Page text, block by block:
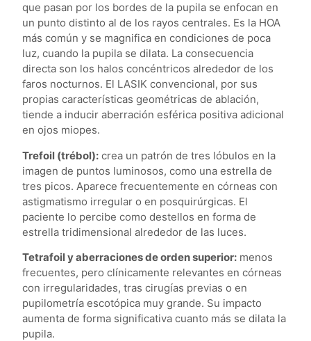
que pasan por los bordes de la pupila se enfocan en
un punto distinto al de los rayos centrales. Es la HOA
más común y se magnifica en condiciones de poca
luz, cuando la pupila se dilata. La consecuencia
directa son los halos concéntricos alrededor de los
faros nocturnos. El LASIK convencional, por sus
propias características geométricas de ablación,
tiende a inducir aberración esférica positiva adicional
en ojos miopes.
Trefoil (trébol): crea un patrón de tres lóbulos en la
imagen de puntos luminosos, como una estrella de
tres picos. Aparece frecuentemente en córneas con
astigmatismo irregular o en posquirúrgicas. El
paciente lo percibe como destellos en forma de
estrella tridimensional alrededor de las luces.
Tetrafoil y aberraciones de orden superior: menos
frecuentes, pero clínicamente relevantes en córneas
con irregularidades, tras cirugías previas o en
pupilometría escotópica muy grande. Su impacto
aumenta de forma significativa cuanto más se dilata la
pupila.